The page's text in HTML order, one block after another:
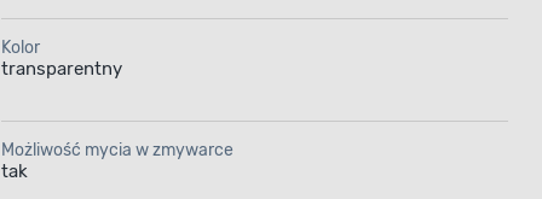
Kolor
transparentny
Możliwość mycia w zmywarce
tak